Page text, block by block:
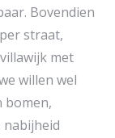
Bovendien
straat,
met
willen wel
bomen,
nabijheid